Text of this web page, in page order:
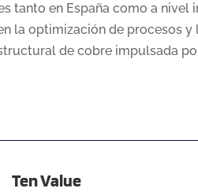
tanto en España como a nivel
la optimización de procesos y
de cobre impulsada
Ten Value